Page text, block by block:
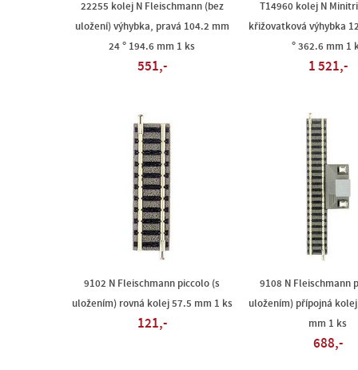
22255 kolej N Fleischmann (bez
uložení) výhybka, pravá 104.2 mm
24 ° 194.6 mm 1 ks
551,-
T14960 kolej N
křižovatková výhybka
° 362.6 mm 1
1 521,-
9102 N Fleischmann piccolo (s
uložením) rovná kolej 57.5 mm 1 ks
121,-
9108 N Fleischmann
uložením) přípojná
mm 1 ks
688,-